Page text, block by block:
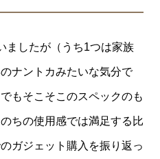
ましたが（うち1つは家族
ナントカみたいな気分で
もそこそこのスペックのも
ちの使用感では満足する比
ガジェット購入を振り返っ